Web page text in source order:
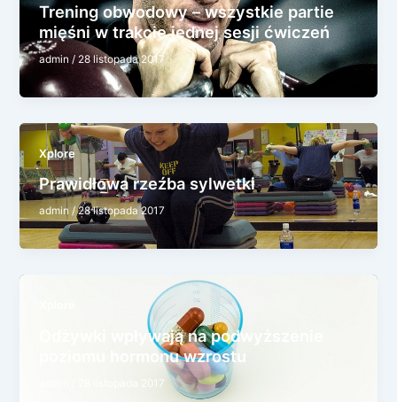
Trening obwodowy – wszystkie partie
mięśni w trakcie jednej sesji ćwiczeń
admin/ 28 listopada 2017
Xplore
Prawidłowa rzeźba sylwetki
admin/28 listopada 2017
Odżywki wpływają na podwyższenie
poziomu hormonu wzrostu
28 listopada 2017